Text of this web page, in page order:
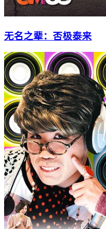
无名之辈：否极泰来